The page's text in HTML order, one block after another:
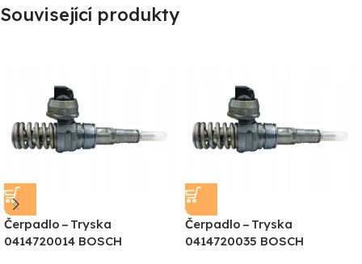
Související produkty
Čerpadlo – Tryska
0414720014 BOSCH
Čerpadlo – Tryska
0414720035 BOSCH